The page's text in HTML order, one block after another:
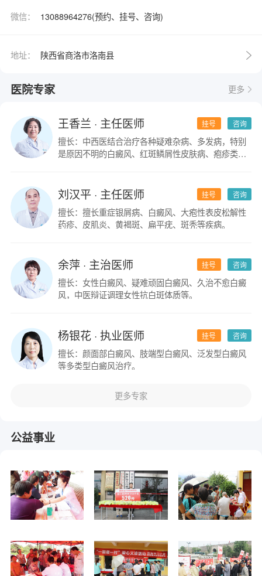
微信： 13088964276(预约、挂号、咨询)
地址： 陕西省商洛市洛南县
医院专家 更多
咨询
挂号
王香兰 · 主任医师
擅长：中西医结合治疗各种疑难杂病、多发病，特别
是原因不明的白癜风、红斑鳞屑性皮肤病、疱疹类皮
咨询
挂号
刘汉平· 主任医师
擅长：擅长重症银屑病、白癜风、大疱性表皮松解性
药疹、皮肌炎、黄褐斑、扁平疣、斑秃等疾病。
咨询
挂号
余萍· 主治医师
擅长：女性白癜风、疑难顽固白癜风、久治不愈白癜
风，中医辩证调理女性抗白斑体质等。
咨询
挂号
杨银花· 执业医师
擅长：颜面部白癜风、肢端型白癜风、泛发型白癜风
等多类型白癜风治疗。
更多专家
公益事业